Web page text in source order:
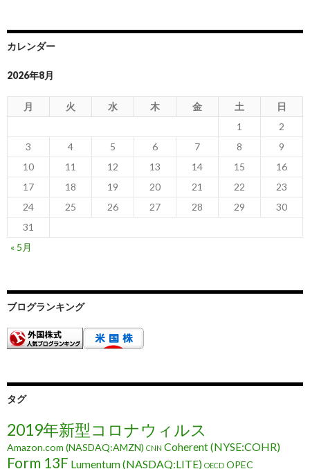
カレンダー
2026年8月
月 火 水 木 金 土
日
1
2
3
4 5 6 7 8
9
10
11 12 13 14 15
16
17
18 19 20 21 22
23
24
25 26 27 28 29
30
31
« 5月
ブログランキング
タグ
2019年新型コロナウィルス
Amazon.com (NASDAQ:AMZN) CNN Coherent (NYSE:COHR)
Form 13F Lumentum (NASDAQ:LITE) OECD OPEC